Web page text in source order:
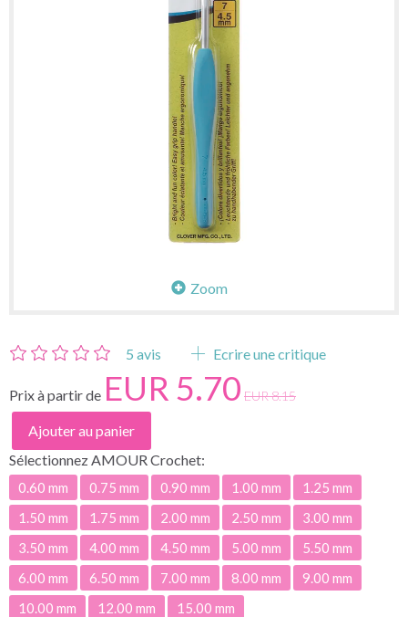
Zoom
5 avis Ecrire une critique
Prix à partir de EUR 5.70 EUR 8.15
Ajouter au panier
Sélectionnez AMOUR Crochet:
0.60 mm 0.75 mm 0.90 mm 1.00 mm
1.25 mm
1.50 mm
1.75 mm 2.00 mm 2.50 mm
3.00 mm
3.50 mm
4.00 mm 4.50 mm 5.00 mm
5.50 mm
6.00 mm
6.50 mm 7.00 mm 8.00 mm
9.00 mm
10.00 mm
12.00 mm 15.00 mm